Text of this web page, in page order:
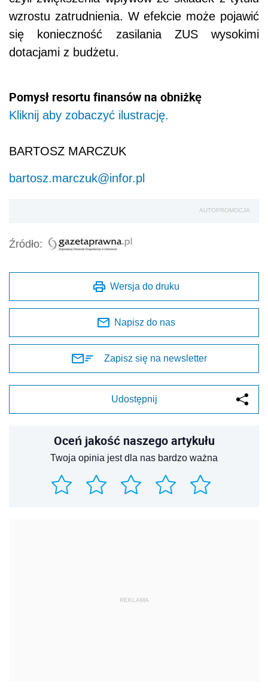
wzrostu zatrudnienia. W efekcie może pojawić
się konieczność zasilania ZUS wysokimi
dotacjami z budżetu.
Pomysł resortu finansów na obniżkę
Kliknij aby zobaczyć ilustrację.
BARTOSZ MARCZUK
bartosz.marczuk@infor.pl
AUTOPROMOCJA
Źródło:
Wersja do druku
Napisz do nas
Zapisz się na newsletter
Udostępnij
Oceń jakość naszego artykułu
Twoja opinia jest dla nas bardzo ważna
REKLAMA